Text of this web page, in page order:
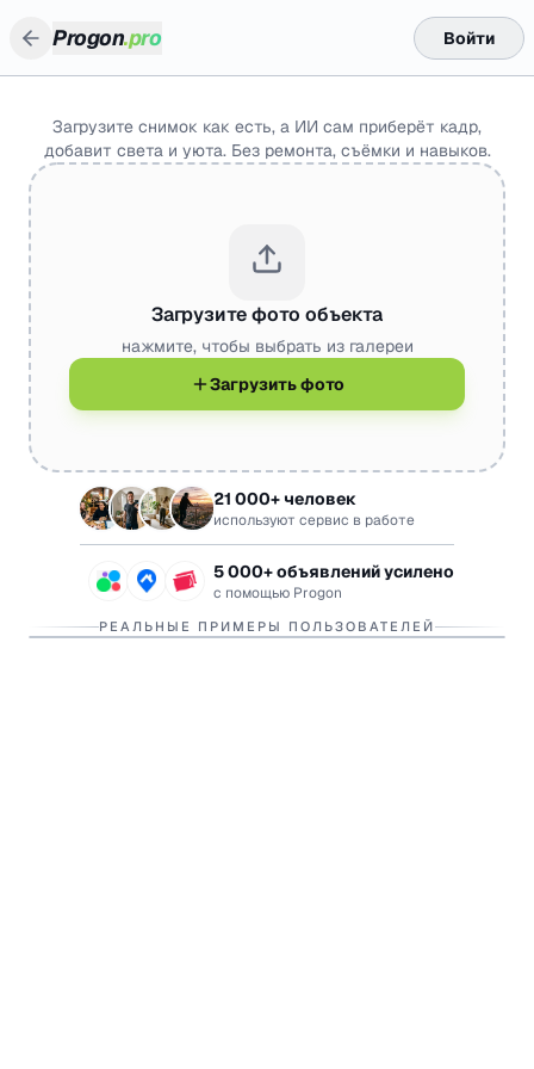
Progon.pro Войти
Загрузите снимок как есть, а ИИ сам приберёт кадр,
добавит света и уюта. Без ремонта, съёмки и навыков.
Загрузите фото объекта
нажмите, чтобы выбрать из галереи
Загрузить фото
21 000+ человек
используют сервис в работе
5 000+ объявлений усилено
с помощью Progon
РЕАЛЬНЫЕ ПРИМЕРЫ ПОЛЬЗОВАТЕЛЕЙ